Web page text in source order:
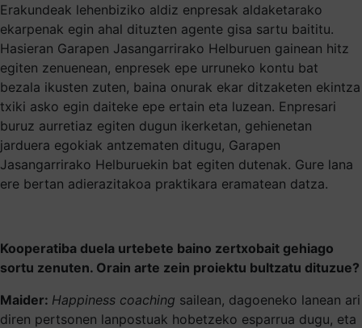
Erakundeak lehenbiziko aldiz enpresak aldaketarako
ekarpenak egin ahal dituzten agente gisa sartu baititu.
Hasieran Garapen Jasangarrirako Helburuen gainean hitz
egiten zenuenean, enpresek epe urruneko kontu bat
bezala ikusten zuten, baina onurak ekar ditzaketen ekintza
txiki asko egin daiteke epe ertain eta luzean. Enpresari
buruz aurretiaz egiten dugun ikerketan, gehienetan
jarduera egokiak antzematen ditugu, Garapen
Jasangarrirako Helburuekin bat egiten dutenak. Gure lana
ere bertan adierazitakoa praktikara eramatean datza.
Kooperatiba duela urtebete baino zertxobait gehiago
sortu zenuten. Orain arte zein proiektu bultzatu dituzue?
Maider: Happiness coaching sailean, dagoeneko lanean ari
diren pertsonen lanpostuak hobetzeko esparrua dugu, eta